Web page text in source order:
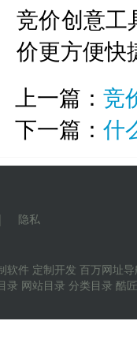
竞价创意工
价更方便快
上一篇： 竞
下一篇： 什
| 隐私
软件 定制开发 百万网址
录 网站目录 分类目录 酷